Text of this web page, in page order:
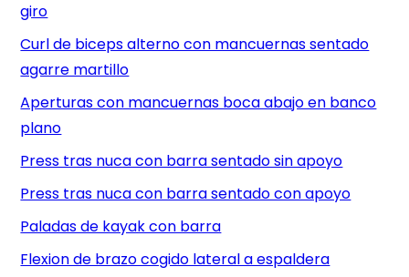
giro
Curl de biceps alterno con mancuernas sentado
agarre martillo
Aperturas con mancuernas boca abajo en banco
plano
Press tras nuca con barra sentado sin apoyo
Press tras nuca con barra sentado con apoyo
Paladas de kayak con barra
Flexion de brazo cogido lateral a espaldera